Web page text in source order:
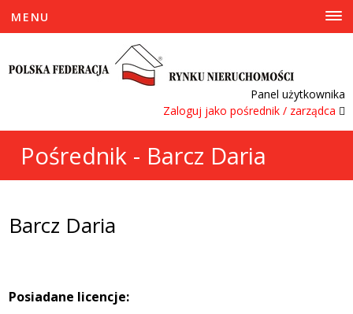
Panel użytkownika
Zaloguj jako pośrednik / zarządca
MENU
Pośrednik - Barcz Daria
Barcz Daria
Posiadane licencje: